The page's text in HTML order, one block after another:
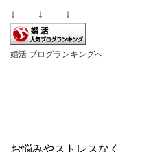
↓ ↓ ↓
婚活 ブログランキングへ
お悩みやストレスなく